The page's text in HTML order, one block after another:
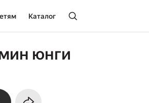
Каталог
юнги